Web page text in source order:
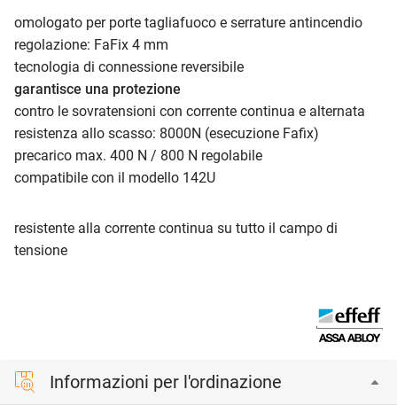
omologato per porte tagliafuoco e serrature antincendio
regolazione: FaFix 4 mm
tecnologia di connessione reversibile
garantisce una protezione
contro le sovratensioni con corrente continua e alternata
resistenza allo scasso: 8000N (esecuzione Fafix)
precarico max. 400 N / 800 N regolabile
compatibile con il modello 142U
resistente alla corrente continua su tutto il campo di
tensione
Informazioni per l'ordinazione